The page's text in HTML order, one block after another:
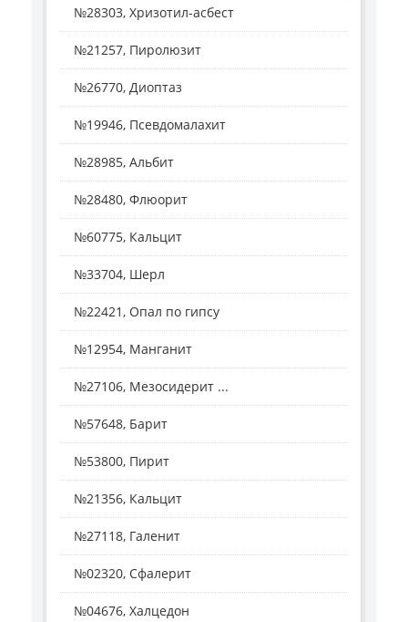
№28303, Хризотил-асбест
№21257, Пиролюзит
№26770, Диоптаз
№19946, Псевдомалахит
№28985, Альбит
№28480, Флюорит
№60775, Кальцит
№33704, Шерл
№22421, Опал по гипсу
№12954, Манганит
№27106, Мезосидерит ...
№57648, Барит
№53800, Пирит
№21356, Кальцит
№27118, Галенит
№02320, Сфалерит
№04676, Халцедон